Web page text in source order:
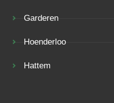
Garderen
Hoenderloo
Hattem